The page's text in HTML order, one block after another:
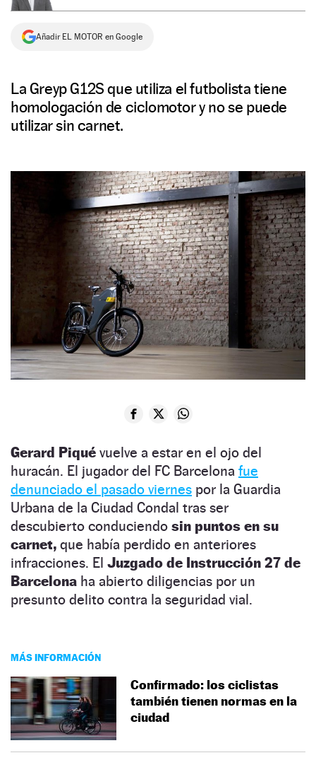
Añadir EL MOTOR en Google
La Greyp G12S que utiliza el futbolista tiene
homologación de ciclomotor y no se puede
utilizar sin carnet.
Gerard Piqué vuelve a estar en el ojo del
huracán. El jugador del FC Barcelona fue
denunciado el pasado viernes por la Guardia
Urbana de la Ciudad Condal tras ser
descubierto conduciendo sin puntos en su
carnet, que había perdido en anteriores
infracciones. El Juzgado de Instrucción 27 de
Barcelona ha abierto diligencias por un
presunto delito contra la seguridad vial.
MÁS INFORMACIÓN
Confirmado: los ciclistas
también tienen normas en la
ciudad